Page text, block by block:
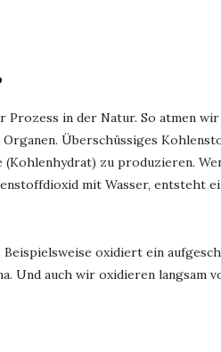
in der Natur. So atmen
Überschüssiges
(Kohlenhydrat) zu produzieren.
mit Wasser, entsteht
oxidiert ein
Und auch wir oxidieren langsam